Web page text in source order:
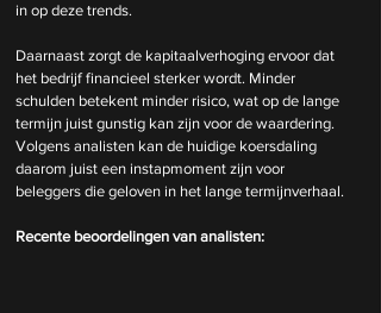
in op deze trends.
Daarnaast zorgt de kapitaalverhoging ervoor dat
het bedrijf financieel sterker wordt. Minder
schulden betekent minder risico, wat op de lange
termijn juist gunstig kan zijn voor de waardering.
Volgens analisten kan de huidige koersdaling
daarom juist een instapmoment zijn voor
beleggers die geloven in het lange termijnverhaal.
Recente beoordelingen van analisten: